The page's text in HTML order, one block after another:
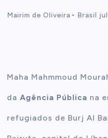
Mairim de Oliveira Brasil
Maha Mahmmoud
daAgência Pública na
refugiados de Burj Al